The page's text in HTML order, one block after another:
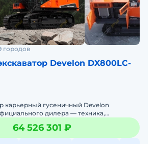
городов
Develon DX800LC-
карьерный гусеничный Develon
с гарантиями и полным
64 526 301 ₽